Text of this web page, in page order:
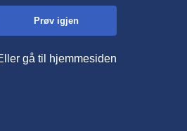
Prøv igjen
gå til hjemmesiden